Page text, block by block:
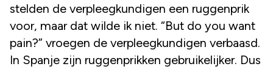
stelden de verpleegkundigen een ruggenprik
voor, maar dat wilde ik niet. “But do you want
pain?” vroegen de verpleegkundigen verbaasd.
In Spanje zijn ruggenprikken gebruikelijker. Dus